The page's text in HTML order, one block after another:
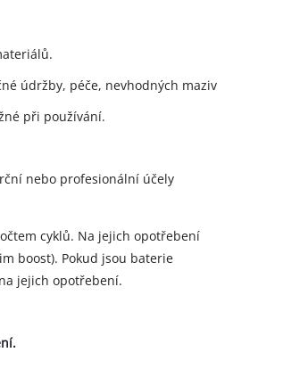
údržby, péče, nevhodných maziv
při používání.
nebo profesionální účely
cyklů. Na jejich opotřebení
boost). Pokud jsou baterie
jejich opotřebení.